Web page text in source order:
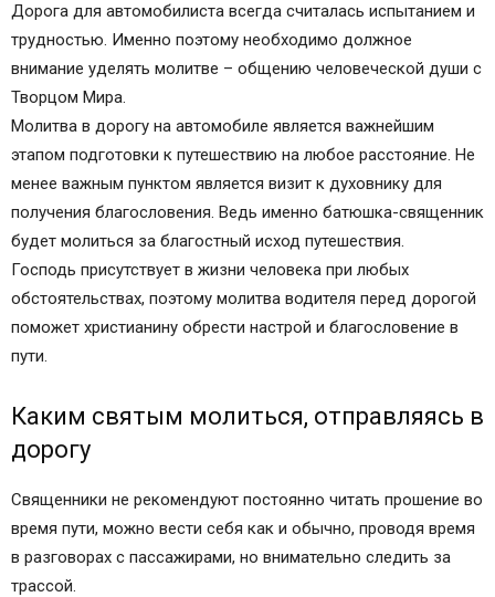
Молитва святому Николаю Угоднику в дорогу
Молитвы Николаю Чудотворцу
Молитва святителю Николаю Чудотворцу в
дорогу: комментарии
Комментариев — 12,
Молитва в дорогу
Какие молитвы читают в дорогу себе и родным
Молитва к Святым о благополучии в пути
Короткая ежедневная молитва на удачу, когда
работа связанна с дорогой
Мусульманские молитвы
Молитва водителя
машине (для дальнобойщиков)
Молитва для водителя машины от Ванги
и брелках
Православные молитвы путешествующих
Сильная молитва к Богородице,
Дорога для автомобилиста всегда считалась испытанием и
трудностью. Именно поэтому необходимо должное
внимание уделять молитве – общению человеческой души с
Творцом Мира.
Молитва в дорогу на автомобиле является важнейшим
этапом подготовки к путешествию на любое расстояние. Не
менее важным пунктом является визит к духовнику для
получения благословения. Ведь именно батюшка-священник
будет молиться за благостный исход путешествия.
Господь присутствует в жизни человека при любых
обстоятельствах, поэтому молитва водителя перед дорогой
поможет христианину обрести настрой и благословение в
пути.
Каким святым молиться, отправляясь в
дорогу
Священники не рекомендуют постоянно читать прошение во
время пути, можно вести себя как и обычно, проводя время
в разговорах с пассажирами, но внимательно следить за
трассой.